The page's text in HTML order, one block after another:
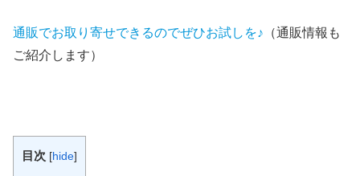
通販でお取り寄せできるのでぜひお試しを♪ （通販情報も
ご紹介します）
目次 [hide]